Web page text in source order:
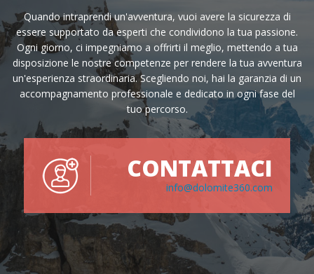
Quando intraprendi un'avventura, vuoi avere la sicurezza di
essere supportato da esperti che condividono la tua passione.
Ogni giorno, ci impegniamo a offrirti il meglio, mettendo a tua
disposizione le nostre competenze per rendere la tua avventura
un'esperienza straordinaria. Scegliendo noi, hai la garanzia di un
accompagnamento professionale e dedicato in ogni fase del
tuo percorso.
CONTATTACI
info@dolomite360.com